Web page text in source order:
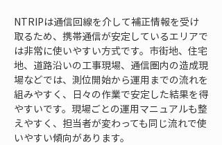
NTRIPは通信回線を介して補正情報を受け
取るため、携帯通信が安定しているエリアで
は非常に使いやすい方式です。市街地、住宅
地、道路沿いの工事現場、通信圏内の造成現
場などでは、測位開始から運用までの流れを
組みやすく、日々の作業で安定した結果を得
やすいです。現場ごとの運用マニュアルも整
えやすく、担当者が変わっても同じ流れで使
いやすい傾向があります。